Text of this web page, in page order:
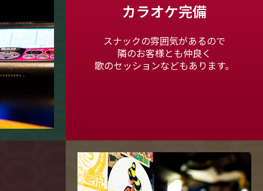
カラオケ完備
スナックの雰囲気があるので
隣のお客様とも仲良く
歌のセッションなどもあります。